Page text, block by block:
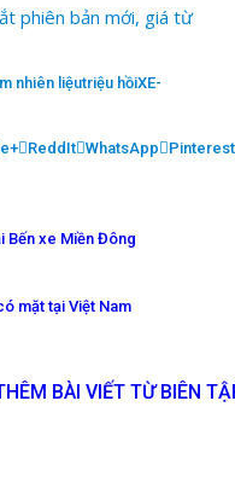
phiên bản mới, giá từ
nhiên liệutriệu hồiXE-
ReddIt WhatsApp
Pinterest
Bến xe Miền Đông
mặt tại Việt Nam
BÀI VIẾT TỪ BIÊN